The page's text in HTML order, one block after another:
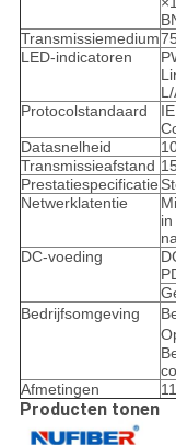
Transmissiemedium
LED-indicatoren
Protocolstandaard
Datasnelheid
Transmissieafstand
Prestatiespecificatie
Netwerklatentie
DC-voeding
Bedrijfsomgeving
Afmetingen
Producten tonen